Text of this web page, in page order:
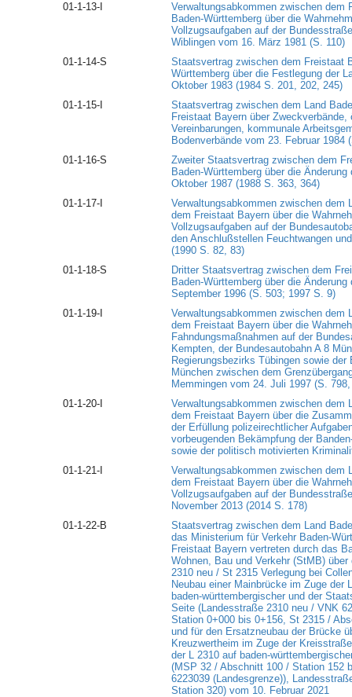
01-1-13-I
Verwaltungsabkommen zwischen dem
Baden-Württemberg über die
Vollzugsaufgaben auf der
Wiblingen vom 16. März 1981 (S. 110)
01-1-14-S
Staatsvertrag zwischen dem Freistaat
Württemberg über die Festlegung der
Oktober 1983 (1984 S. 201, 202, 245)
01-1-15-I
Staatsvertrag zwischen dem Land
Freistaat Bayern über
Vereinbarungen, kommunale
Bodenverbände vom 23. Februar 1984
01-1-16-S
Zweiter Staatsvertrag zwischen dem
Baden-Württemberg über die
Oktober 1987 (1988 S. 363, 364)
01-1-17-I
Verwaltungsabkommen zwischen dem
dem Freistaat Bayern über die
Vollzugsaufgaben auf der
den Anschlußstellen Feuchtwangen
(1990 S. 82, 83)
01-1-18-S
Dritter Staatsvertrag zwischen dem
Baden-Württemberg über die
September 1996 (S. 503; 1997 S. 9)
01-1-19-I
Verwaltungsabkommen zwischen dem
dem Freistaat Bayern über die
Fahndungsmaßnahmen auf der
Kempten, der Bundesautobahn A 8
Regierungsbezirks Tübingen sowie der
München zwischen dem
Memmingen vom 24. Juli 1997 (S.
01-1-20-I
Verwaltungsabkommen zwischen dem
dem Freistaat Bayern über die
der Erfüllung polizeirechtlicher
vorbeugenden Bekämpfung der
sowie der politisch motivierten
01-1-21-I
Verwaltungsabkommen zwischen dem
dem Freistaat Bayern über die
Vollzugsaufgaben auf der
November 2013 (2014 S. 178)
01-1-22-B
Staatsvertrag zwischen dem Land
das Ministerium für Verkehr Baden-
Freistaat Bayern vertreten durch das
Wohnen, Bau und Verkehr (StMB)
2310 neu / St 2315 Verlegung bei
Neubau einer Mainbrücke im Zuge der
baden-württembergischer und der
Seite (Landesstraße 2310 neu / VNK
Station 0+000 bis 0+156, St 2315 /
und für den Ersatzneubau der Brücke
Kreuzwertheim im Zuge der
der L 2310 auf baden-
(MSP 32 / Abschnitt 100 / Station 152
6223039 (Landesgrenze)),
Station 320) vom 10. Februar 2021